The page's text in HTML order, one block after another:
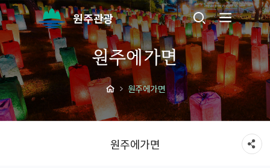
원주관광
원주에가면
원주에가면
원주에가면